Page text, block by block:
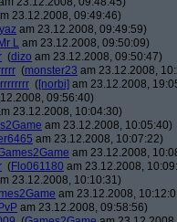
23.12.2008, 09:49:46)
am 23.12.2008, 09:49:59)
Mr L am 23.12.2008, 09:50:09)
(dizo am 23.12.2008, 09:50:47)
(monster23 am 23.12.2008,
([norbi] am 23.12.2008,
09:56:40)
23.12.2008, 10:04:30)
am 23.12.2008, 10:05:40)
am 23.12.2008, 10:07:22)
am 23.12.2008,
(Flo061180 am 23.12.2008,
23.12.2008, 10:10:31)
am 23.12.2008,
PvP am 23.12.2008, 09:58:56)